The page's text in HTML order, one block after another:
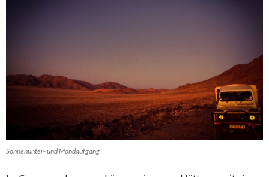
Sonnenunter- und Mondaufgang